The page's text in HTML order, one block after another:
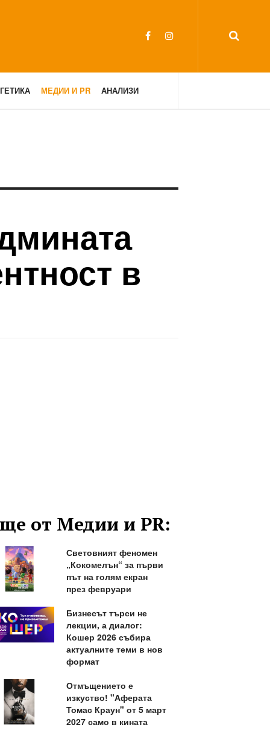
МЕДИИ И PR АНАЛИЗИ
в
от Медии и PR:
Световният феномен
„Кокомелън“ за първи
път на голям екран
през февруари
Бизнесът търси не
лекции, а диалог:
Кошер 2026 събира
актуалните теми в нов
формат
Отмъщението е
изкуство! "Аферата
Томас Краун" от 5 март
2027 само в кината